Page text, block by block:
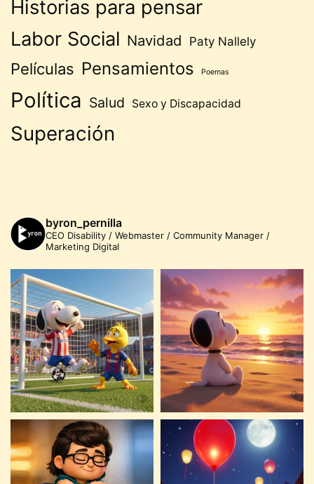
Historias para pensar
Labor Social Navidad Paty Nallely
Películas Pensamientos Poemas
Política Salud Sexo y Discapacidad
Superación
byron_pernilla
CEO Disability / Webmaster / Community Manager /
Marketing Digital